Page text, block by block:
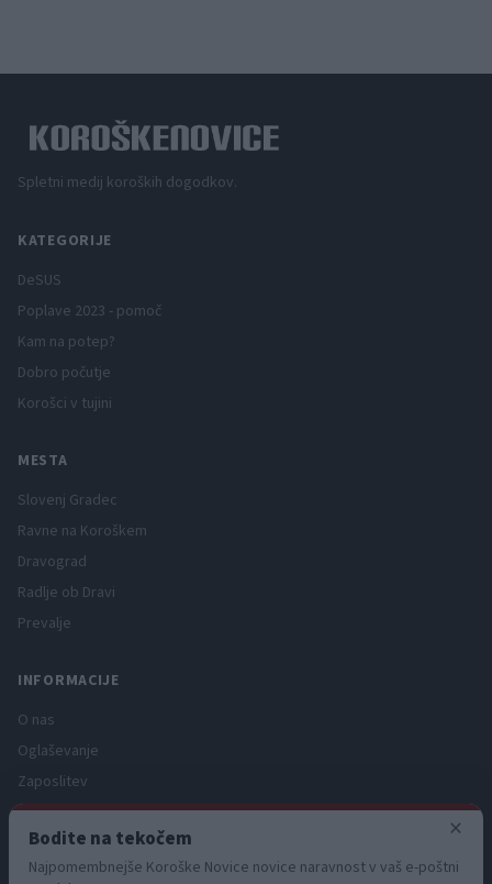
Spletni medij koroških dogodkov.
KATEGORIJE
DeSUS
Poplave 2023 - pomoč
Kam na potep?
Dobro počutje
Korošci v tujini
MESTA
Slovenj Gradec
Ravne na Koroškem
Dravograd
Radlje ob Dravi
Prevalje
INFORMACIJE
O nas
Oglaševanje
Zaposlitev
Pravno obvestilo
Zasebnost in piškotki
Storitve
×
Bodite na tekočem
Najpomembnejše Koroške Novice novice naravnost v vaš e-poštni